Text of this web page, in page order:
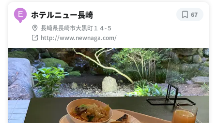
E ホテルニュー長崎
長崎県長崎市大黒町１４-５
http://www.newnaga.com/
67